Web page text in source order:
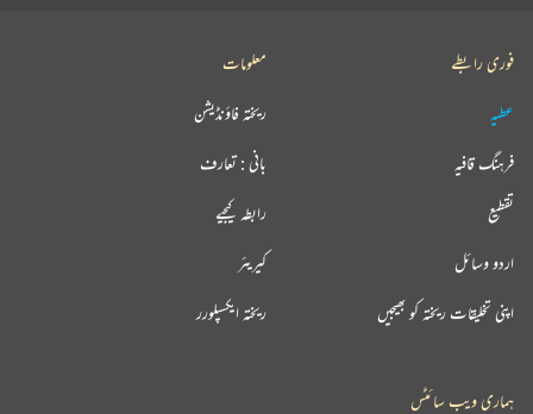
فوری رابطے
عطیہ
فرہنگ قافیہ
تقطیع
اردو وسائل
اپنی تخلیقات ریختہ کو بھیجیں
معلومات
ریختہ فاؤنڈیشن
بانی : تعارف
رابطہ کیجیے
کیریئر
ریختہ ایکسپلورر
ہماری ویب سائٹس